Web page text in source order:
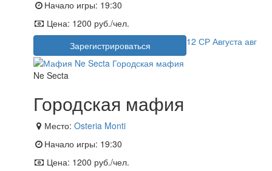
Начало игры: 19:30
Цена: 1200 руб./чел.
Зарегистрироваться
12 СР Августа авг
Ne Secta
Городская мафия
Место: Osteria Monti
Начало игры: 19:30
Цена: 1200 руб./чел.